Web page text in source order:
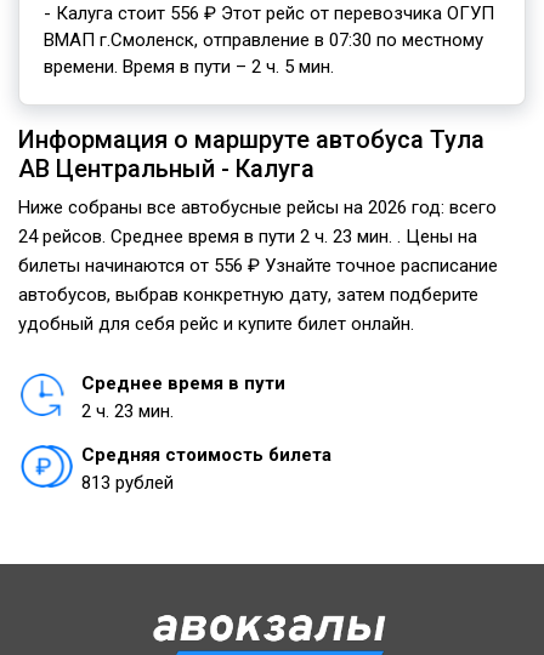
- Калуга стоит 556 ₽ Этот рейс от перевозчика ОГУП
ВМАП г.Смоленск, отправление в 07:30 по местному
времени. Время в пути – 2 ч. 5 мин.
Информация о маршруте автобуса Тула
АВ Центральный - Калуга
Ниже собраны все автобусные рейсы на 2026 год: всего
24 рейсов. Среднее время в пути 2 ч. 23 мин. . Цены на
билеты начинаются от 556 ₽ Узнайте точное расписание
автобусов, выбрав конкретную дату, затем подберите
удобный для себя рейс и купите билет онлайн.
Среднее время в пути
2 ч. 23 мин.
Средняя стоимость билета
813 рублей